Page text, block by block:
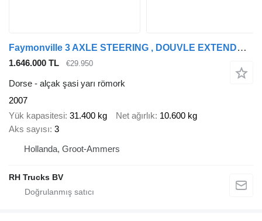
Faymonville 3 AXLE STEERING , DOUVLE EXTENDABLE BED 9,4 + 6,9 + 6,6 METER
1.646.000 TL €29.950
Dorse - alçak şasi yarı römork
2007
Yük kapasitesi 31.400 kg Net ağırlık 10.600 kg
Aks sayısı 3
Hollanda, Groot-Ammers
RH Trucks BV